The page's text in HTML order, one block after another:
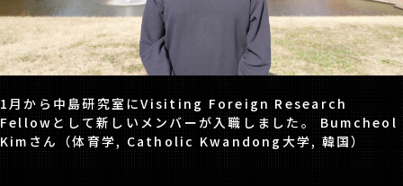
1月から中島研究室にVisiting Foreign Research
Fellowとして新しいメンバーが入職しました。 Bumcheol
Kimさん（体育学, Catholic Kwandong大学, 韓国）